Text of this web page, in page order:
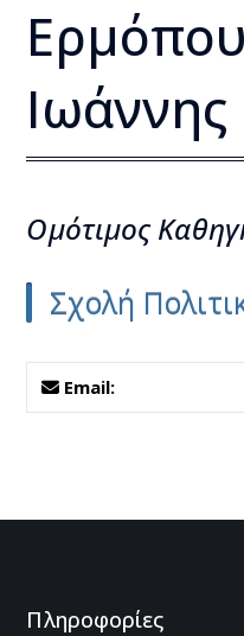
Ιωάννης
Ομότιμος
Σχολή
Email:
Πληροφορίες